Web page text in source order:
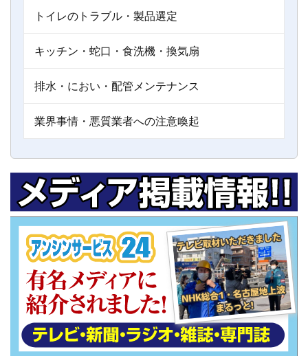
トイレのトラブル・製品選定
キッチン・蛇口・食洗機・換気扇
排水・におい・配管メンテナンス
業界事情・悪質業者への注意喚起